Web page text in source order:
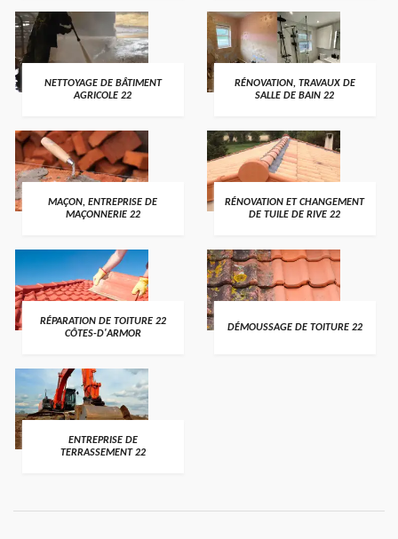
NETTOYAGE DE BÂTIMENT
AGRICOLE 22
RÉNOVATION, TRAVAUX DE
SALLE DE BAIN 22
MAÇON, ENTREPRISE DE
MAÇONNERIE 22
RÉNOVATION ET CHANGEMENT
DE TUILE DE RIVE 22
RÉPARATION DE TOITURE 22
CÔTES-D'ARMOR
DÉMOUSSAGE DE TOITURE 22
ENTREPRISE DE
TERRASSEMENT 22